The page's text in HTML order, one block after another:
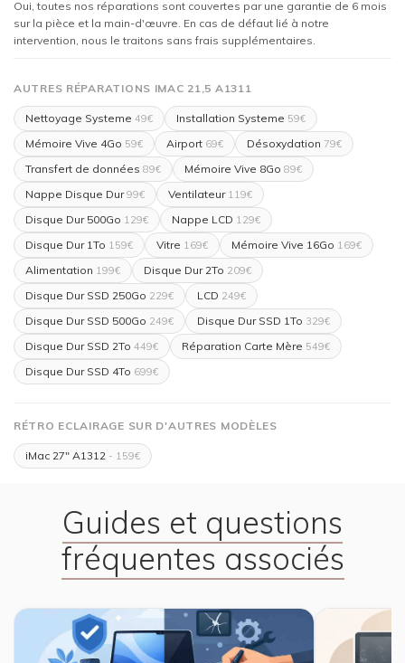
Oui, toutes nos réparations sont couvertes par une garantie de 6 mois
sur la pièce et la main-d'œuvre. En cas de défaut lié à notre
intervention, nous le traitons sans frais supplémentaires.
AUTRES RÉPARATIONS IMAC 21,5 A1311
Nettoyage Systeme 49€ Installation Systeme 59€
Mémoire Vive 4Go 59€ Airport 69€ Désoxydation 79€
Transfert de données 89€ Mémoire Vive 8Go 89€
Nappe Disque Dur99€ Ventilateur119€
Disque Dur 500Go 129€ Nappe LCD 129€
Disque Dur 1To 159€ Vitre 169€ Mémoire Vive 16Go 169€
Alimentation 199€ Disque Dur 2To 209€
Disque Dur SSD 250Go 229€ LCD 249€
Disque Dur SSD 500Go 249€ Disque Dur SSD 1To 329€
Disque Dur SSD 2To 449€ Réparation Carte Mère 549€
Disque Dur SSD 4To 699€
RÉTRO ECLAIRAGE SUR D'AUTRES MODÈLES
iMac 27" A1312 - 159€
Guides et questions
fréquentes associés